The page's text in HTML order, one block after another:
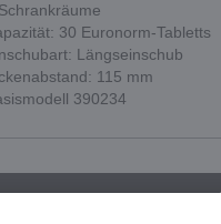
30 Euronorm-Tabletts
Längseinschub
115 mm
390234